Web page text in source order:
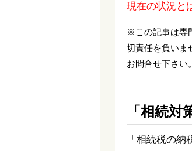
現在の状況と
※この記事は専
切責任を負いま
お問合せ下さい
「相続
「相続税の